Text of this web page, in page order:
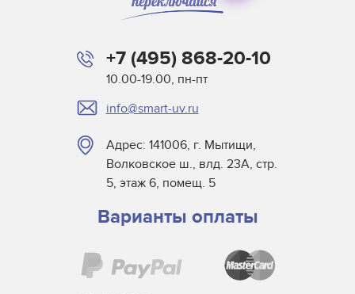
+7 (495) 868-20-10
10.00-19.00, пн-пт
info@smart-uv.ru
Адрес: 141006, г. Мытищи,
Волковское ш., влд. 23А, стр.
5, этаж 6, помещ. 5
Варианты оплаты